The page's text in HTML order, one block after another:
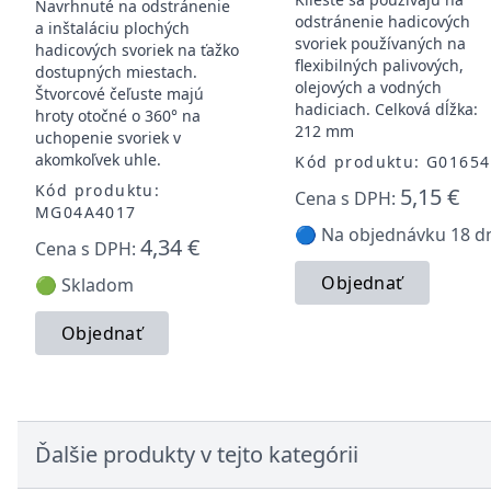
Navrhnuté na odstránenie
a inštaláciu plochých
hadicových svoriek na ťažko
dostupných miestach.
Štvorcové čeľuste majú
hroty otočné o 360° na
uchopenie svoriek v
akomkoľvek uhle.
Kód produktu:
MG04A4017
Cena s DPH: 4,34 €
🟢 Skladom
Objednať
odstránenie hadicových
svoriek používaných na
flexibilných palivových,
olejových a vodných
hadiciach. Celková dĺžka:
212 mm
Kód produktu: G01654
Cena s DPH: 5,15 €
🔵 Na objednávku 18
Objednať
Ďalšie produkty v tejto kategórii